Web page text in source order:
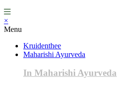
×
Menu
Kruidenthee
Maharishi Ayurveda
In Maharishi Ayurveda